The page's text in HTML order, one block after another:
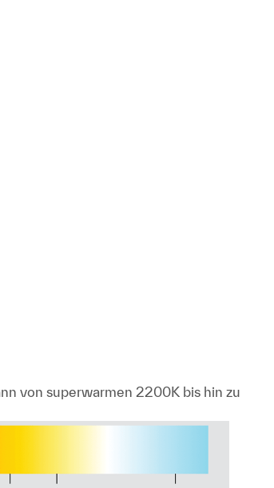
von superwarmen 2200K bis hin zu